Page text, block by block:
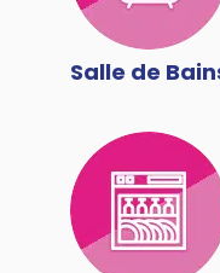
Salle de